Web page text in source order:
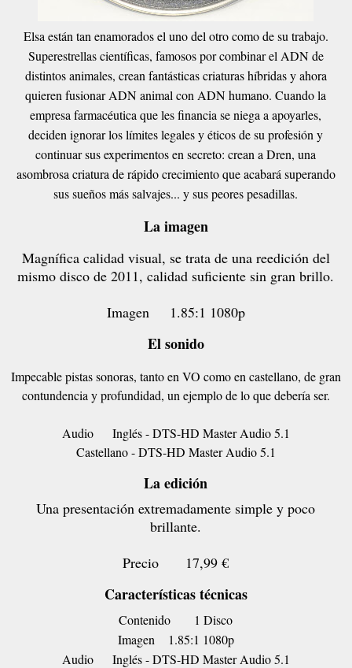
Elsa están tan enamorados el uno del otro como de su trabajo.
Superestrellas científicas, famosos por combinar el ADN de
distintos animales, crean fantásticas criaturas híbridas y ahora
quieren fusionar ADN animal con ADN humano. Cuando la
empresa farmacéutica que les financia se niega a apoyarles,
deciden ignorar los límites legales y éticos de su profesión y
continuar sus experimentos en secreto: crean a Dren, una
asombrosa criatura de rápido crecimiento que acabará superando
sus sueños más salvajes... y sus peores pesadillas.
La imagen
Magnífica calidad visual, se trata de una reedición del
mismo disco de 2011, calidad suficiente sin gran brillo.
Imagen
1.85:1 1080p
El sonido
Impecable pistas sonoras, tanto en VO como en castellano, de gran
contundencia y profundidad, un ejemplo de lo que debería ser.
Audio
Inglés - DTS-HD Master Audio 5.1
Castellano - DTS-HD Master Audio 5.1
La edición
Una presentación extremadamente simple y poco
brillante.
Precio
17,99 €
Características técnicas
Contenido
1 Disco
Imagen
1.85:1 1080p
Audio
Inglés - DTS-HD Master Audio 5.1